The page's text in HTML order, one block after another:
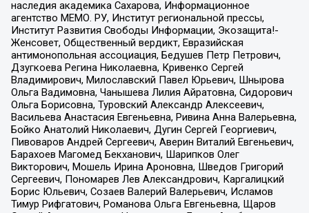
наследия академика Сахарова, Информационное
агентство МЕМО. РУ, Институт региональной прессы,
Институт Развития Свободы Информации, Экозащита!-
Женсовет, Общественный вердикт, Евразийская
антимонопольная ассоциация, Бедушев Петр Петрович,
Дзугкоева Регина Николаевна, Кривенко Сергей
Владимирович, Милославский Павел Юрьевич, Шнырова
Ольга Вадимовна, Чанышева Лилия Айратовна, Сидорович
Ольга Борисовна, Туровский Александр Алексеевич,
Васильева Анастасия Евгеньевна, Ривина Анна Валерьевна,
Бойко Анатолий Николаевич, Дугин Сергей Георгиевич,
Пивоваров Андрей Сергеевич, Аверин Виталий Евгеньевич,
Барахоев Магомед Бекханович, Шарипков Олег
Викторович, Мошель Ирина Ароновна, Шведов Григорий
Сергеевич, Пономарев Лев Александрович, Каргалицкий
Борис Юльевич, Созаев Валерий Валерьевич, Исламов
Тимур Рифгатович, Романова Ольга Евгеньевна, Щаров